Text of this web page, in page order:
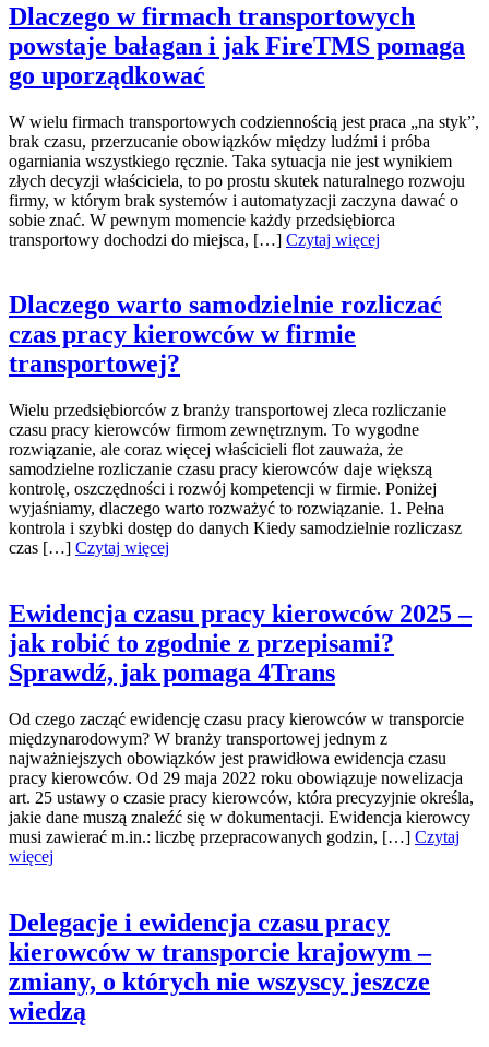
Dlaczego w firmach transportowych
powstaje bałagan i jak FireTMS pomaga
go uporządkować
W wielu firmach transportowych codziennością jest praca „na styk”,
brak czasu, przerzucanie obowiązków między ludźmi i próba
ogarniania wszystkiego ręcznie. Taka sytuacja nie jest wynikiem
złych decyzji właściciela, to po prostu skutek naturalnego rozwoju
firmy, w którym brak systemów i automatyzacji zaczyna dawać o
sobie znać. W pewnym momencie każdy przedsiębiorca
transportowy dochodzi do miejsca, […] Czytaj więcej
Dlaczego warto samodzielnie rozliczać
czas pracy kierowców w firmie
transportowej?
Wielu przedsiębiorców z branży transportowej zleca rozliczanie
czasu pracy kierowców firmom zewnętrznym. To wygodne
rozwiązanie, ale coraz więcej właścicieli flot zauważa, że
samodzielne rozliczanie czasu pracy kierowców daje większą
kontrolę, oszczędności i rozwój kompetencji w firmie. Poniżej
wyjaśniamy, dlaczego warto rozważyć to rozwiązanie. 1. Pełna
kontrola i szybki dostęp do danych Kiedy samodzielnie rozliczasz
czas […] Czytaj więcej
Ewidencja czasu pracy kierowców 2025 –
jak robić to zgodnie z przepisami?
Sprawdź, jak pomaga 4Trans
Od czego zacząć ewidencję czasu pracy kierowców w transporcie
międzynarodowym? W branży transportowej jednym z
najważniejszych obowiązków jest prawidłowa ewidencja czasu
pracy kierowców. Od 29 maja 2022 roku obowiązuje nowelizacja
art. 25 ustawy o czasie pracy kierowców, która precyzyjnie określa,
jakie dane muszą znaleźć się w dokumentacji. Ewidencja kierowcy
musi zawierać m.in.: liczbę przepracowanych godzin, […] Czytaj
więcej
Delegacje i ewidencja czasu pracy
kierowców w transporcie krajowym –
zmiany, o których nie wszyscy jeszcze
wiedzą